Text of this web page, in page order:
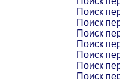
Поиск
Поиск
Поиск
Поиск
Поиск
Поиск
Поиск